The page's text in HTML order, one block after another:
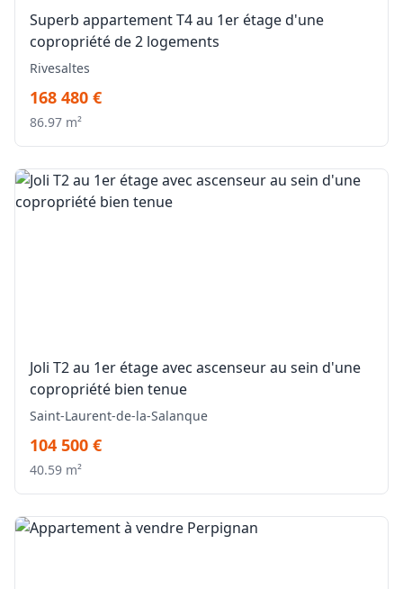
Superb appartement T4 au 1er étage d'une
copropriété de 2 logements
Rivesaltes
168 480 €
86.97 m²
Joli T2 au 1er étage avec ascenseur au sein d'une
copropriété bien tenue
Saint-Laurent-de-la-Salanque
104 500 €
40.59 m²